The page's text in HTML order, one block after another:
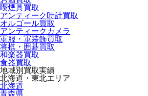
喫煙具買取
アンティーク時計買取
オルゴール買取
アンティークカメラ
軍服・軍装飾買取
将棋・囲碁買取
和楽器買取
食器買取
地域別買取実績
北海道・東北エリア
北海道
青森県